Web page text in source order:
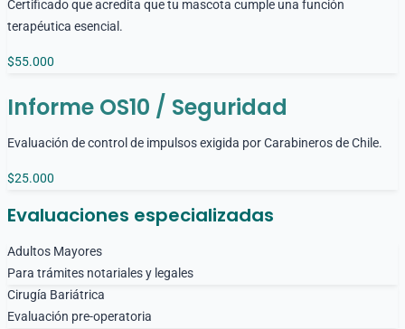
Certificado que acredita que tu mascota cumple una función
terapéutica esencial.
$55.000
Informe OS10 / Seguridad
Evaluación de control de impulsos exigida por Carabineros de Chile.
$25.000
Evaluaciones especializadas
Adultos Mayores
Para trámites notariales y legales
Cirugía Bariátrica
Evaluación pre-operatoria